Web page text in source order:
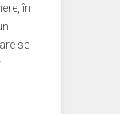
în
se